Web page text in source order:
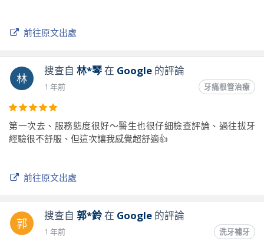
前往原文出處
林
搜查自 林*琴在 Google的評論
1 年前 牙痛根管治療
第一次去、服務態度很好～醫生也很仔細檢查評論、過往拔牙
經驗很不舒服、但這次讓我感覺超舒適👍
前往原文出處
郭
搜查自 郭*鈴在 Google的評論
1 年前 洗牙補牙